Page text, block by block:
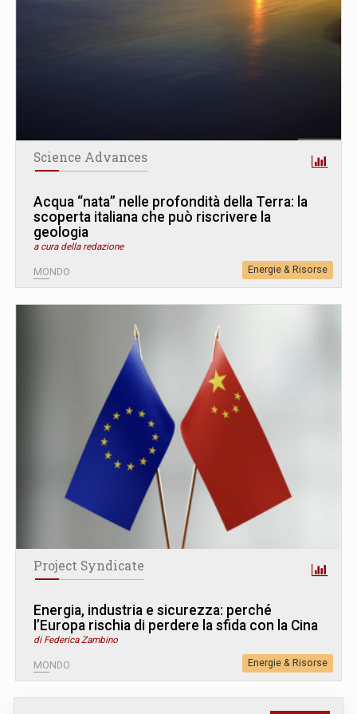
Science Advances
Acqua “nata” nelle profondità della Terra: la
scoperta italiana che può riscrivere la
geologia
a cura della redazione
MONDO Energie & Risorse
Project Syndicate
Energia, industria e sicurezza: perché
l’Europa rischia di perdere la sfida con la Cina
di Federica Zambino
MONDO Energie & Risorse